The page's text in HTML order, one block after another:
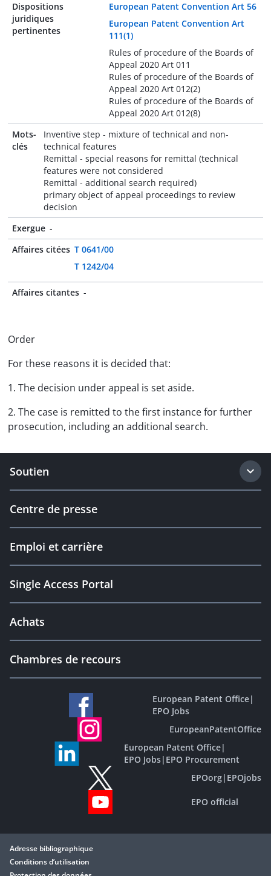
Dispositions
juridiques
pertinentes
European Patent Convention Art 56
European Patent Convention Art
111(1)
Rules of procedure of the Boards of
Appeal 2020 Art 011
Rules of procedure of the Boards of
Appeal 2020 Art 012(2)
Rules of procedure of the Boards of
Appeal 2020 Art 012(8)
Mots-
clés
Inventive step - mixture of technical and non-
technical features
Remittal - special reasons for remittal (technical
features were not considered
Remittal - additional search required)
primary object of appeal proceedings to review
decision
Exergue -
Affaires citées T 0641/00
T 1242/04
Affaires citantes -
Order
For these reasons it is decided that:
1. The decision under appeal is set aside.
2. The case is remitted to the first instance for further
prosecution, including an additional search.
Soutien
Centre de presse
Emploi et carrière
Single Access Portal
Achats
Chambres de recours
European Patent Office|
EPO Jobs
EuropeanPatentOffice
European Patent Office|
EPO Jobs| EPO Procurement
EPOorg| EPOjobs
EPO official
Adresse bibliographique
Conditions d’utilisation